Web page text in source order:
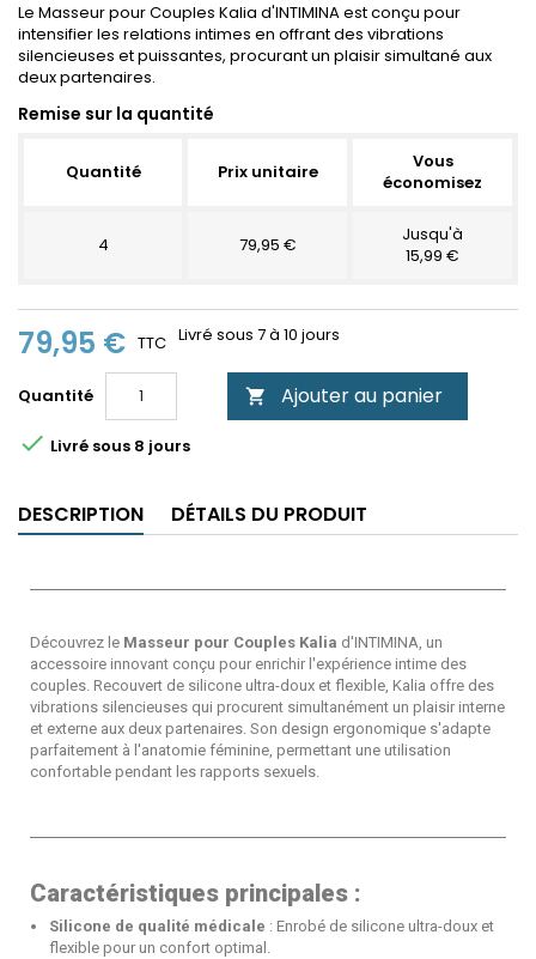
Le Masseur pour Couples Kalia d'INTIMINA est conçu pour
intensifier les relations intimes en offrant des vibrations
silencieuses et puissantes, procurant un plaisir simultané aux
deux partenaires.
Remise sur la quantité
Quantité Prix unitaire
Vous
économisez
4 79,95 €
Jusqu'à
15,99 €
79,95 € TTC Livré sous 7 à 10 jours
Quantité  Ajouter au panier
 Livré sous 8 jours
DESCRIPTION DÉTAILS DU PRODUIT
Découvrez le Masseur pour Couples Kalia d'INTIMINA, un
accessoire innovant conçu pour enrichir l'expérience intime des
couples. Recouvert de silicone ultra-doux et flexible, Kalia offre des
vibrations silencieuses qui procurent simultanément un plaisir interne
et externe aux deux partenaires. Son design ergonomique s'adapte
parfaitement à l'anatomie féminine, permettant une utilisation
confortable pendant les rapports sexuels.
Caractéristiques principales :
Silicone de qualité médicale : Enrobé de silicone ultra-doux et
flexible pour un confort optimal.